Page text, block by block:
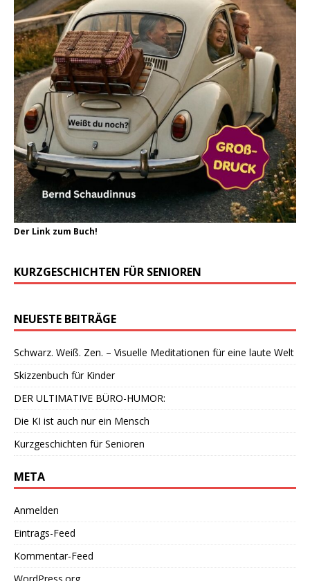
Der Link zum Buch!
KURZGESCHICHTEN FÜR SENIOREN
NEUESTE BEITRÄGE
Schwarz. Weiß. Zen. – Visuelle Meditationen für eine laute Welt
Skizzenbuch für Kinder
DER ULTIMATIVE BÜRO-HUMOR:
Die KI ist auch nur ein Mensch
Kurzgeschichten für Senioren
META
Anmelden
Eintrags-Feed
Kommentar-Feed
WordPress.org